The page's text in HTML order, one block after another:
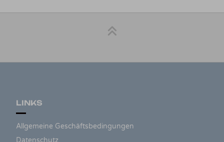
LINKS
Allgemeine Geschäftsbedingungen
Datenschutz